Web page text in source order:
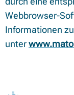
Webbrowser-
Informationen
unter